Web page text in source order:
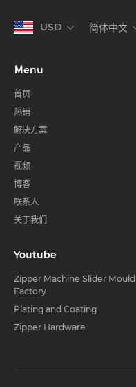
Ｍenu
首页
热销
解决方案
产品
视频
博客
联系人
关于我们
Youtube
Zipper Machine Slider Mould
Factory
Plating and Coating
Zipper Hardware
USD 简体中文